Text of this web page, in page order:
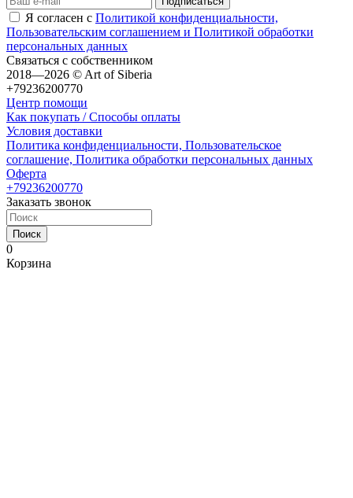
Я согласен с Политикой конфиденциальности,
Пользовательским соглашением и Политикой обработки
персональных данных
Связаться с собственником
2018—2026 © Art of Siberia
+79236200770
Центр помощи
Как покупать / Способы оплаты
Условия доставки
Политика конфиденциальности, Пользовательское
соглашение, Политика обработки персональных данных
Оферта
+79236200770
Заказать звонок
Поиск
0
Корзина